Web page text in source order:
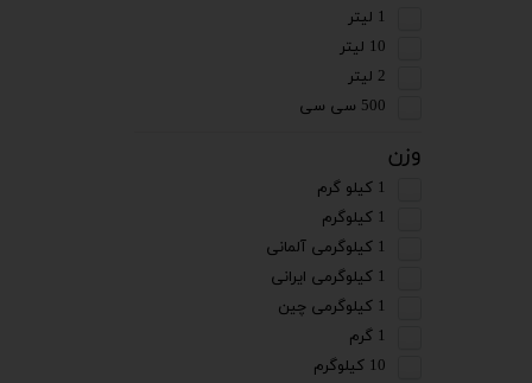
1 لیتر
10 لیتر
2 لیتر
500 سی سی
وزن
1 کیلو گرم
1 کیلوگرم
1 کیلوگرمی آلمانی
1 کیلوگرمی ایرانی
1 کیلوگرمی چین
1 گرم
10 کیلوگرم